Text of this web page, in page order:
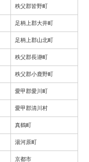
秩父郡皆野町
足柄上郡大井町
足柄上郡山北町
秩父郡長瀞町
秩父郡小鹿野町
愛甲郡愛川町
愛甲郡清川村
真鶴町
湯河原町
京都市